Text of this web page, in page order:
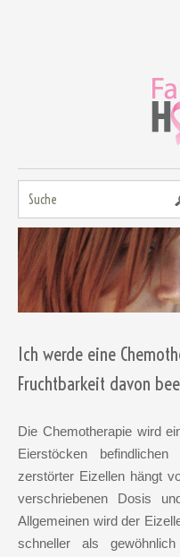
Ich werde eine
Fruchtbarkeit davon
Die Chemotherapie wird
Eierstöcken
zerstörter Eizellen hängt
verschriebenen Dosis
Allgemeinen wird der
schneller als